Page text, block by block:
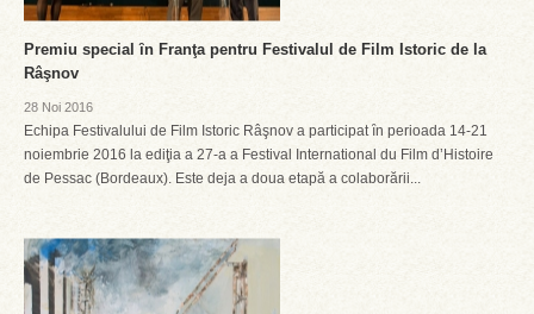
Premiu special ȋn Franţa pentru Festivalul de Film Istoric de la
Râşnov
28 Noi 2016
Echipa Festivalului de Film Istoric Râşnov a participat ȋn perioada 14-21
noiembrie 2016 la ediţia a 27-a a Festival International du Film d’Histoire
de Pessac (Bordeaux). Este deja a doua etapă a colaborării...